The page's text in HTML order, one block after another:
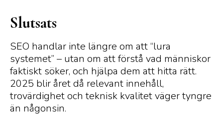
Slutsats
SEO handlar inte längre om att “lura
systemet” – utan om att förstå vad människor
faktiskt söker, och hjälpa dem att hitta rätt.
2025 blir året då relevant innehåll,
trovärdighet och teknisk kvalitet väger tyngre
än någonsin.